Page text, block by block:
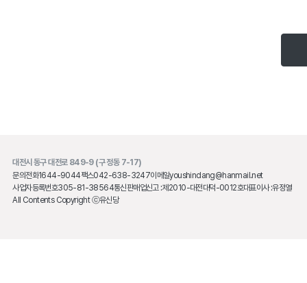
대전시 동구 대전로 849-9 (구 정동 7-17)
문의전화1644-9044팩스042-638-3247이메일youshindang@hanmail.net
사업자등록번호305-81-38564통신판매업신고 :제2010-대전대덕-0012호대표이사 :유정열
All Contents Copyright ⓒ유신당